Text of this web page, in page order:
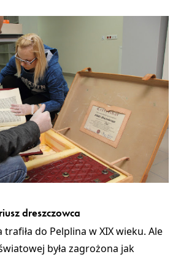
dreszczowca
do Pelplina w XIX wieku. Ale
była zagrożona jak